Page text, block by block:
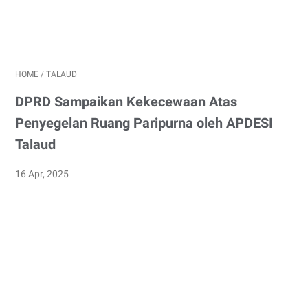
HOME / TALAUD
DPRD Sampaikan Kekecewaan Atas
Penyegelan Ruang Paripurna oleh APDESI
Talaud
16 Apr, 2025